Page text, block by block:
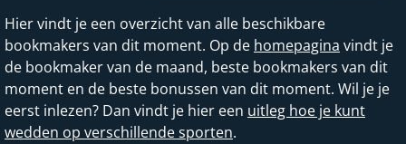
Hier vindt je een overzicht van alle beschikbare
bookmakers van dit moment. Op de homepagina vindt je
de bookmaker van de maand, beste bookmakers van dit
moment en de beste bonussen van dit moment. Wil je je
eerst inlezen? Dan vindt je hier een uitleg hoe je kunt
wedden op verschillende sporten.